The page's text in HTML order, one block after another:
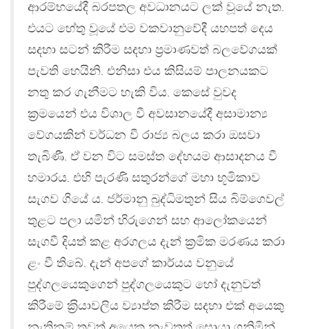
ආරම්භයේදී බරපතල අවධානයට ලක් වූයේ නැත.
එයට හේතු වූයේ එම වකවානුවේදී යහපත් දෙය
සදහා සටන් කිරීම සදහා ප‍්‍රමාණවත් බලවේගයක්
පැවති හෙයිනි. එනිසා එය කිසියම් පාලනයකට
නතු කර ගැනීමට හැකි විය. කෙසේ වුවද
ක‍්‍රමයෙන් එය විශාල වී අවසානයේදී අසාමාන්‍ය
වේගයකින් වර්ධන වී රාජ්‍ය බලය කරා ඔසවා
තැබිණී. ඒ වන විට සමස්ත දේහයම ආසාදනය වී
හමාරය. එහි පැරණි සතුරන්ගේ මහා භූමිකාව
සැගව ගියේ ය. ජර්මානු බුද්ධිමතුන් සිය බිම්ගෙවල්
තුළට පලා යමින් හිරුගෙන් සහ ආලෝකයෙන්
සැගවී දියත් කළ අරගලය දැන් ක‍්‍රමික මරණය කරා
ළං වී තිබේ. දැන් අපගේ කාර්යය වනුයේ
පුද්ගලයෙකුගෙන් පුද්ගලයෙකුට හෝ දැනුවත්
කිරීමේ ක‍්‍රියාවලිය ව්‍යාප්ත කිරීම සදහා එක් අයෙකු